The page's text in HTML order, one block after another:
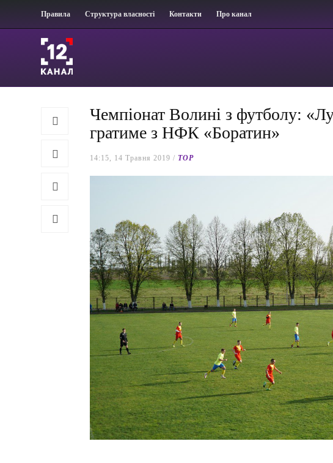
Правила Структура власності Контакти Про канал
Чемпіонат Волині з футболу:
гратиме з НФК «Боратин»
14:15, 14 Травня 2019 / TOP